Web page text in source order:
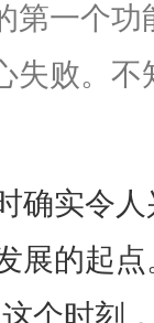
第一个
失败。
确实令
展的起
个时刻